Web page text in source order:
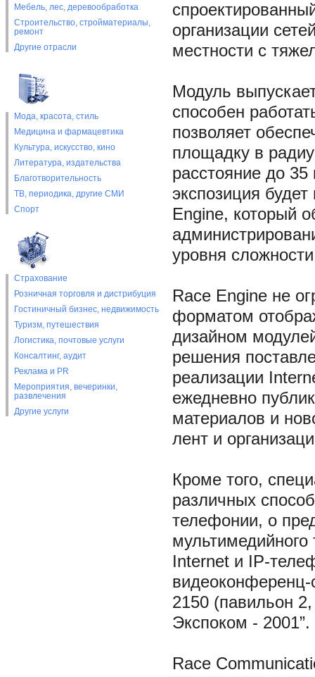
Мебель, лес, деревообработка
Строительство, стройматериалы,
ремонт
Другие отрасли
Мода, красота, стиль
Медицина и фармацевтика
Культура, искусство, кино
Литература, издательства
Благотворительность
ТВ, периодика, другие СМИ
Спорт
Страхование
Розничная торговля и дистрибуция
Гостиничный бизнес, недвижимость
Туризм, путешествия
Логистика, почтовые услуги
Консалтинг, аудит
Реклама и PR
Мероприятия, вечеринки,
развлечения
Другие услуги
организации
местности с
Модуль
способен
позволяет
площадку в
расстояние до
экспозиция
Engine, который
уровня
Race Engine не
форматом
дизайном
решения
реализации
ежедневно
материалов и
лент и
Кроме того,
различных
телефонии, о
Internet и IP-
2150 (павильон
Экспоком - 2001”.
Race